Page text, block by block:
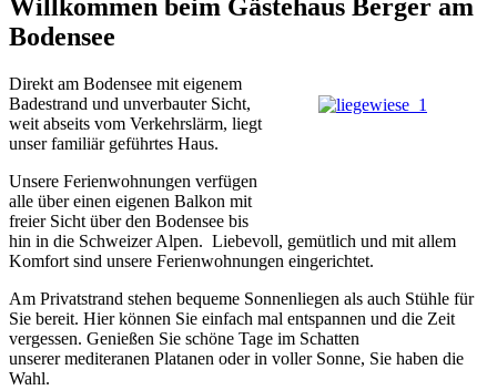
Willkommen beim Gästehaus Berger am
Bodensee
Direkt am Bodensee mit eigenem
Badestrand und unverbauter Sicht,
weit abseits vom Verkehrslärm, liegt
unser familiär geführtes Haus.
Unsere Ferienwohnungen verfügen
alle über einen eigenen Balkon mit
freier Sicht über den Bodensee bis
hin in die Schweizer Alpen. Liebevoll, gemütlich und mit allem
Komfort sind unsere Ferienwohnungen eingerichtet.
Am Privatstrand stehen bequeme Sonnenliegen als auch Stühle für
Sie bereit. Hier können Sie einfach mal entspannen und die Zeit
vergessen. Genießen Sie schöne Tage im Schatten
unserer mediteranen Platanen oder in voller Sonne, Sie haben die
Wahl.